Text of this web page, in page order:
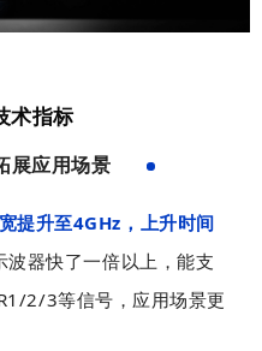
术指标
展应用场景
定
布
局
工
提升至4GHz，上升时间
波器快了一倍以上，能支
2/3等信号，应用场景更